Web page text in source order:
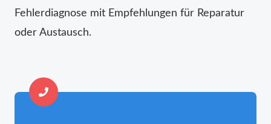
Fehlerdiagnose mit Empfehlungen für Reparatur
oder Austausch.